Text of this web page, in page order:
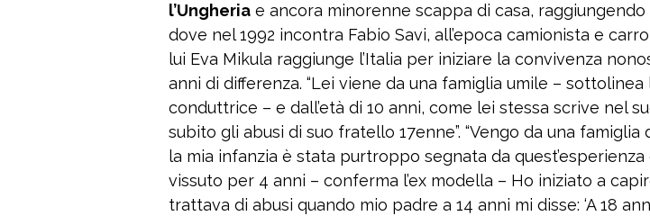
l’Ungheria e ancora minorenne scappa di casa, raggiungendo
dove nel 1992 incontra Fabio Savi, all’epoca camionista e
lui Eva Mikula raggiunge l’Italia per iniziare la convivenza
anni di differenza. “Lei viene da una famiglia umile – sottolinea
conduttrice – e dall’età di 10 anni, come lei stessa scrive nel
subito gli abusi di suo fratello 17enne”. “Vengo da una famiglia
la mia infanzia è stata purtroppo segnata da quest’esperienza
vissuto per 4 anni – conferma l’ex modella – Ho iniziato a
trattava di abusi quando mio padre a 14 anni mi disse: ‘A 18